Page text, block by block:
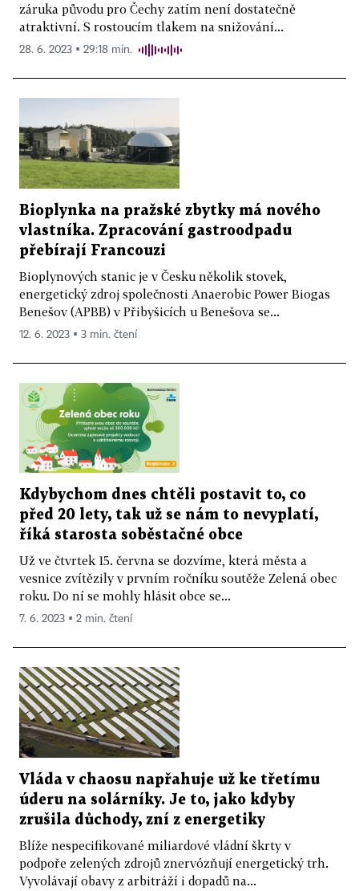
záruka původu pro Čechy zatím není dostatečně
atraktivní. S rostoucím tlakem na snižování...
28. 6. 2023 ▪ 29:18 min.
Bioplynka na pražské zbytky má nového
vlastníka. Zpracování gastroodpadu
přebírají Francouzi
Bioplynových stanic je v Česku několik stovek,
energetický zdroj společnosti Anaerobic Power Biogas
Benešov (APBB) v Přibyšicích u Benešova se...
12. 6. 2023 ▪ 3 min. čtení
Kdybychom dnes chtěli postavit to, co
před 20 lety, tak už se nám to nevyplatí,
říká starosta soběstačné obce
Už ve čtvrtek 15. června se dozvíme, která města a
vesnice zvítězily v prvním ročníku soutěže Zelená obec
roku. Do ní se mohly hlásit obce se...
7. 6. 2023 ▪ 2 min. čtení
Vláda v chaosu napřahuje už ke třetímu
úderu na solárníky. Je to, jako kdyby
zrušila důchody, zní z energetiky
Blíže nespecifikované miliardové vládní škrty v
podpoře zelených zdrojů znervózňují energetický trh.
Vyvolávají obavy z arbitráží i dopadů na...